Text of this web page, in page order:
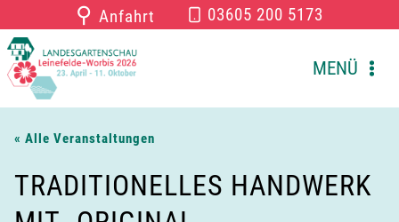
Inhalt
springen
⚲ Anfahrt 03605 200 5173
MENÜ
« Alle Veranstaltungen
TRADITIONELLES HANDWERK